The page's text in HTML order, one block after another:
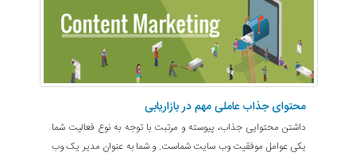
محتوای جذاب عاملی مهم در بازاریابی
داشتن محتوایی جذاب، پیوسته و مرتبت با توجه به نوع فعالیت شما
یکی عوامل موفقیت وب سایت شماست. و شما به عنوان مدیر یک وب